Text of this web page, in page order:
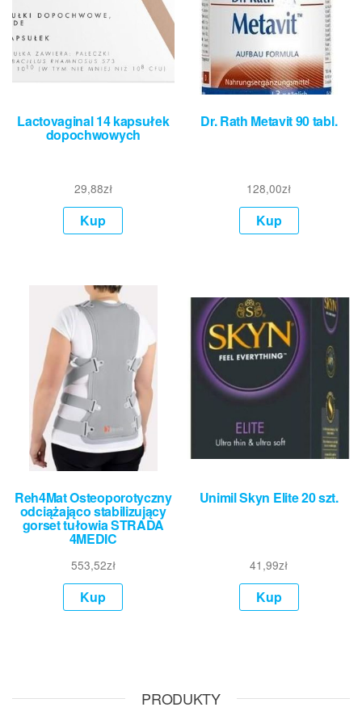
Lactovaginal 14 kapsułek
dopochwowych
29,88zł
Kup
Dr. Rath Metavit 90 tabl.
128,00zł
Kup
Reh4Mat Osteoporotyczny
odciążająco stabilizujący
gorset tułowia STRADA
4MEDIC
553,52zł
Kup
Unimil Skyn Elite 20 szt.
41,99zł
Kup
PRODUKTY